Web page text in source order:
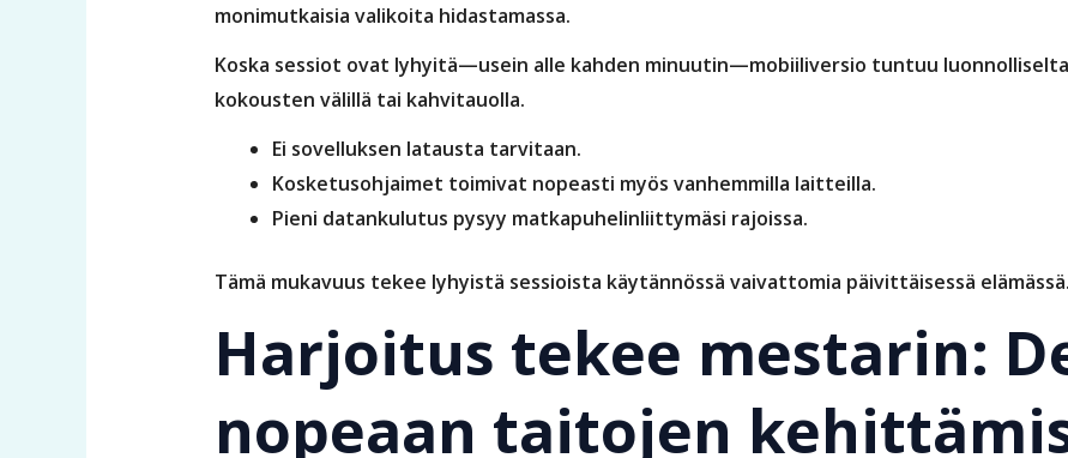
monimutkaisia valikoita hidastamassa.
Koska sessiot ovat lyhyitä—usein alle kahden minuutin—mobiiliversio tuntuu
kokousten välillä tai kahvitauolla.
Ei sovelluksen latausta tarvitaan.
Kosketusohjaimet toimivat nopeasti myös vanhemmilla laitteilla.
Pieni datankulutus pysyy matkapuhelinliittymäsi rajoissa.
Tämä mukavuus tekee lyhyistä sessioista käytännössä vaivattomia päivittäisessä elämässä.
Harjoitus tekee mestarin:
nopeaan taitojen